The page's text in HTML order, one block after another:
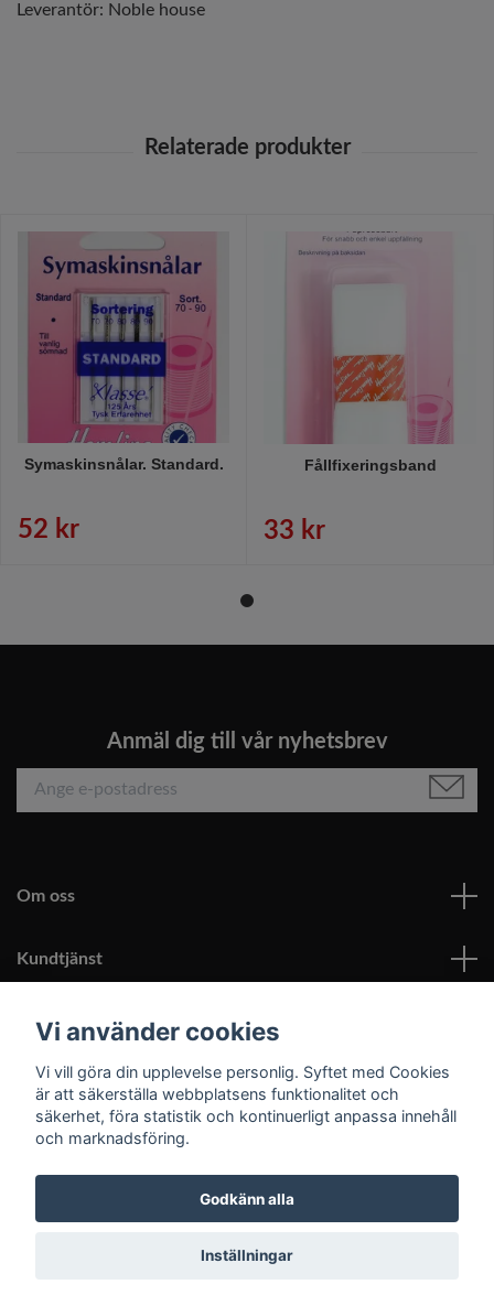
Leverantör: Noble house
Symaskinsnålar. Standard.
52 kr
Fållfixeringsband
33 kr
Anmäl dig till vår nyhetsbrev
Om oss
Kundtjänst
Läs mer
Sociala medier
© 2026 Roomoutlet.se
Vi använder cookies
Vi vill göra din upplevelse personlig. Syftet med Cookies
är att säkerställa webbplatsens funktionalitet och
säkerhet, föra statistik och kontinuerligt anpassa innehåll
och marknadsföring.
Godkänn alla
Inställningar